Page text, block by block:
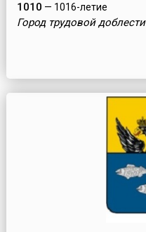
1010 — 1016-летие
Город трудовой доблести